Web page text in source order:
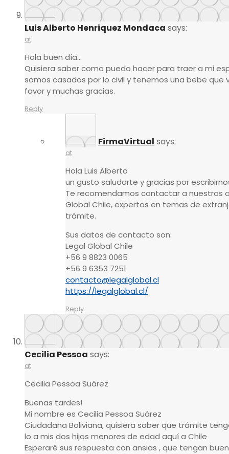
Luis Alberto Henriquez Mondaca says:
at
Hola buen día…
Quisiera saber como puedo hacer para traer a mi
somos casados por lo civil y tenemos una bebe que
favor y muchas gracias.
Reply
FirmaVirtual says:
at
Hola Luis Alberto
un gusto saludarte y gracias por
Te recomendamos contactar a nuestros
Global Chile, expertos en temas de
trámite.
Sus datos de contacto son:
Legal Global Chile
+56 9 8823 0065
+56 9 6353 7251
contacto@legalglobal.cl
https://legalglobal.cl/
Reply
Cecilia Pessoa says:
at
Cecilia Pessoa Suárez
Buenas tardes!
Mi nombre es Cecilia Pessoa Suárez
Ciudadana Boliviana, quisiera saber que trámite
lo a mis dos hijos menores de edad aquí a Chile
Esperaré sus respuesta con ansias , que tengan